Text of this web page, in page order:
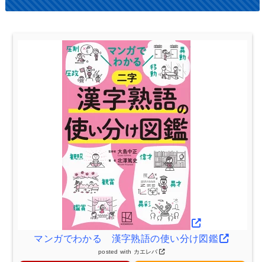
マンガでわかる 漢字熟語の使い分け図鑑
posted with カエレバ